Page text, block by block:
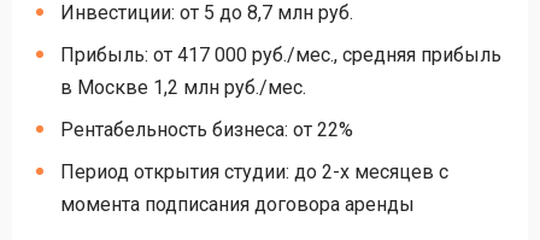
Инвестиции: от 5 до 8,7 млн руб.
Прибыль: от 417 000 руб./мес., средняя прибыль
в Москве 1,2 млн руб./мес.
Рентабельность бизнеса: от 22%
Период открытия студии: до 2-х месяцев с
момента подписания договора аренды